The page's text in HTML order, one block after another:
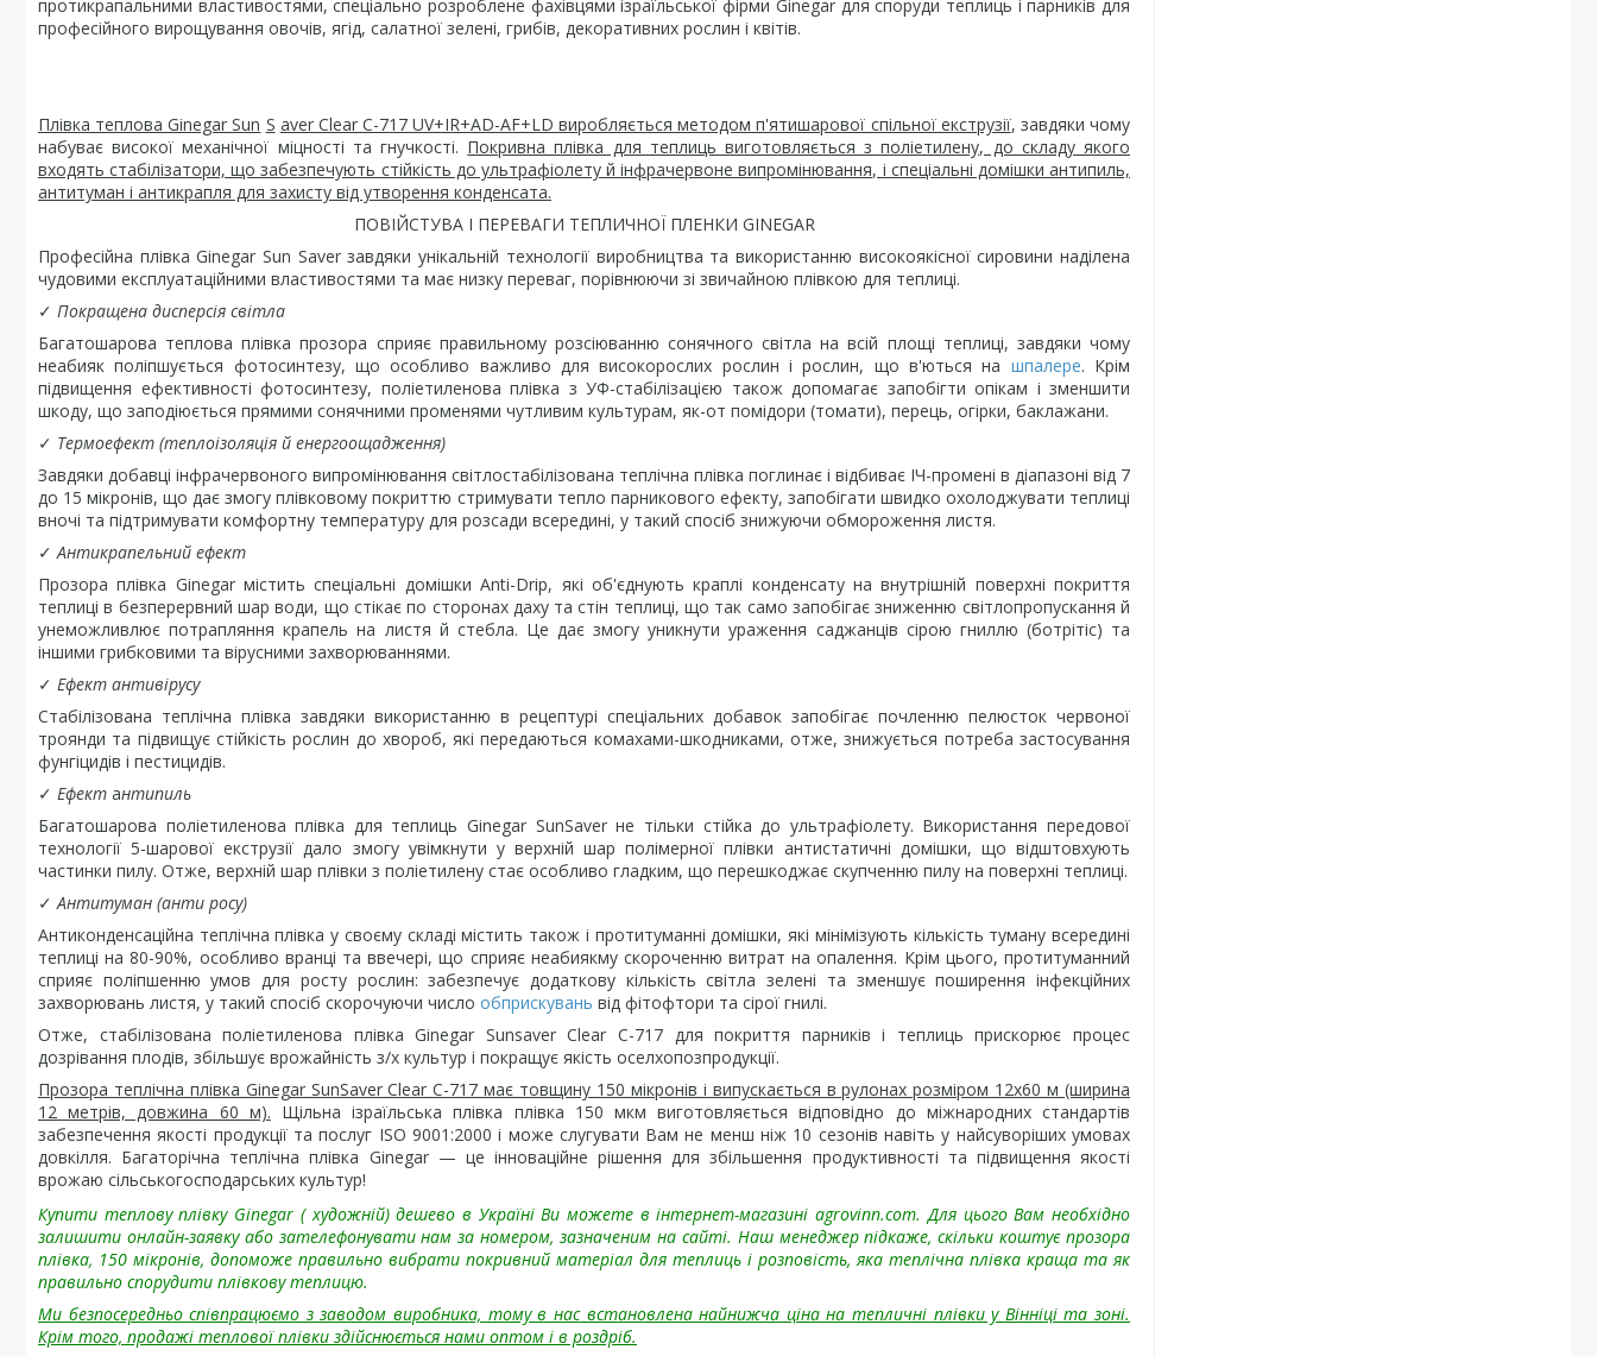
протикрапальними властивостями, спеціально розроблене фахівцями ізраїльської фірми Ginegar для споруди теплиць і парників для
професійного вирощування овочів, ягід, салатної зелені, грибів, декоративних рослин і квітів.
Плівка теплова Ginegar Sun S aver Clear C-717 UV+IR+AD-AF+LD виробляється методом п'ятишарової спільної екструзії, завдяки чому
набуває високої механічної міцності та гнучкості. Покривна плівка для теплиць виготовляється з поліетилену, до складу якого
входять стабілізатори, що забезпечують стійкість до ультрафіолету й інфрачервоне випромінювання, і спеціальні домішки антипиль,
антитуман і антикрапля для захисту від утворення конденсата.
ПОВІЙСТУВА І ПЕРЕВАГИ ТЕПЛИЧНОЇ ПЛЕНКИ GINEGAR
Професійна плівка Ginegar Sun Saver завдяки унікальній технології виробництва та використанню високоякісної сировини наділена
чудовими експлуатаційними властивостями та має низку переваг, порівнюючи зі звичайною плівкою для теплиці.
✓ Покращена дисперсія світла
Багатошарова теплова плівка прозора сприяє правильному розсіюванню сонячного світла на всій площі теплиці, завдяки чому
неабияк поліпшується фотосинтезу, що особливо важливо для високорослих рослин і рослин, що в'ються на шпалере. Крім
підвищення ефективності фотосинтезу, поліетиленова плівка з УФ-стабілізацією також допомагає запобігти опікам і зменшити
шкоду, що заподіюється прямими сонячними променями чутливим культурам, як-от помідори (томати), перець, огірки, баклажани.
✓ Термоефект (теплоізоляція й енергоощадження)
Завдяки добавці інфрачервоного випромінювання світлостабілізована теплічна плівка поглинає і відбиває ІЧ-промені в діапазоні від 7
до 15 мікронів, що дає змогу плівковому покриттю стримувати тепло парникового ефекту, запобігати швидко охолоджувати теплиці
вночі та підтримувати комфортну температуру для розсади всередині, у такий спосіб знижуючи обмороження листя.
✓Антикрапельний ефект
Прозора плівка Ginegar містить спеціальні домішки Anti-Drip, які об'єднують краплі конденсату на внутрішній поверхні покриття
теплиці в безперервний шар води, що стікає по сторонах даху та стін теплиці, що так само запобігає зниженню світлопропускання й
унеможливлює потрапляння крапель на листя й стебла. Це дає змогу уникнути ураження саджанців сірою гниллю (ботрітіс) та
іншими грибковими та вірусними захворюваннями.
✓ Ефект антивірусу
Стабілізована теплічна плівка завдяки використанню в рецептурі спеціальних добавок запобігає почленню пелюсток червоної
троянди та підвищує стійкість рослин до хвороб, які передаються комахами-шкодниками, отже, знижується потреба застосування
фунгіцидів і пестицидів.
✓ Ефект антипиль
Багатошарова поліетиленова плівка для теплиць Ginegar SunSaver не тільки стійка до ультрафіолету. Використання передової
технології 5-шарової екструзії дало змогу увімкнути у верхній шар полімерної плівки антистатичні домішки, що відштовхують
частинки пилу. Отже, верхній шар плівки з поліетилену стає особливо гладким, що перешкоджає скупченню пилу на поверхні теплиці.
✓Антитуман (анти росу)
Антиконденсаційна теплічна плівка у своєму складі містить також і протитуманні домішки, які мінімізують кількість туману всередині
теплиці на 80-90%, особливо вранці та ввечері, що сприяє неабиякму скороченню витрат на опалення. Крім цього, протитуманний
сприяє поліпшенню умов для росту рослин: забезпечує додаткову кількість світла зелені та зменшує поширення інфекційних
захворювань листя, у такий спосіб скорочуючи число обприскувань від фітофтори та сірої гнилі.
Отже, стабілізована поліетиленова плівка Ginegar Sunsaver Clear C-717 для покриття парників і теплиць прискорює процес
дозрівання плодів, збільшує врожайність з/х культур і покращує якість оселхопозпродукції.
Прозора теплічна плівка Ginegar SunSaver Clear C-717 має товщину 150 мікронів і випускається в рулонах розміром 12х60 м (ширина
12 метрів, довжина 60 м). Щільна ізраїльська плівка плівка 150 мкм виготовляється відповідно до міжнародних стандартів
забезпечення якості продукції та послуг ISO 9001:2000 і може слугувати Вам не менш ніж 10 сезонів навіть у найсуворіших умовах
довкілля. Багаторічна теплічна плівка Ginegar — це інноваційне рішення для збільшення продуктивності та підвищення якості
врожаю сільськогосподарських культур!
Купити теплову плівку Ginegar ( художній) дешево в Україні Ви можете в інтернет-магазині agrovinn.com. Для цього Вам необхідно
залишити онлайн-заявку або зателефонувати нам за номером, зазначеним на сайті. Наш менеджер підкаже, скільки коштує прозора
плівка, 150 мікронів, допоможе правильно вибрати покривний матеріал для теплиць і розповість, яка теплічна плівка краща та як
правильно спорудити плівкову теплицю.
Ми безпосередньо співпрацюємо з заводом виробника, тому в нас встановлена найнижча ціна на тепличні плівки у Вінніці та зоні.
Крім того, продажі теплової плівки здійснюється нами оптом і в роздріб.